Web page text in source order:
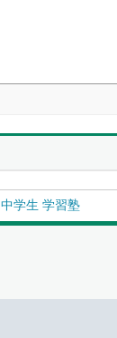
中学生 学習塾